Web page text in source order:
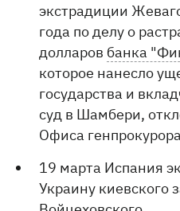
экстрадиции
года по делу о
долларов банка
которое нанесло
государства и
суд в Шамбери,
Офиса
19 марта Испания
Украину киевского